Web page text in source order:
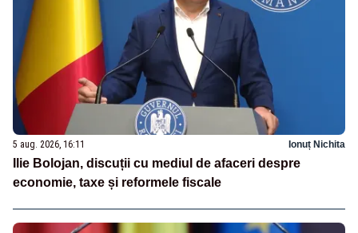
5 aug. 2026, 16:11 Ionuț Nichita
Ilie Bolojan, discuții cu mediul de afaceri despre
economie, taxe și reformele fiscale